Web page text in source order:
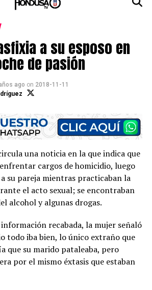
a su esposo en
de pasión
ago on 2018-11-11
una noticia en la que indica que
cargos de homicidio, luego
su pareja mientras practicaban la
el acto sexual; se encontraban
alcohol y algunas drogas.
recabada, la mujer señaló
todo iba bien, lo único extraño que
que su marido pataleaba, pero
por el mismo éxtasis que estaban